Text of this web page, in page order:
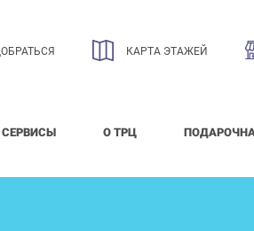
КАРТА ЭТАЖЕЙ
СЕРВИСЫ О ТРЦ